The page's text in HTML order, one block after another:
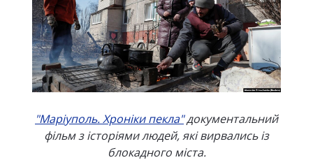
"Маріуполь. Хроніки пекла"документальний
фільм з історіями людей, які вирвались із
блокадного міста.